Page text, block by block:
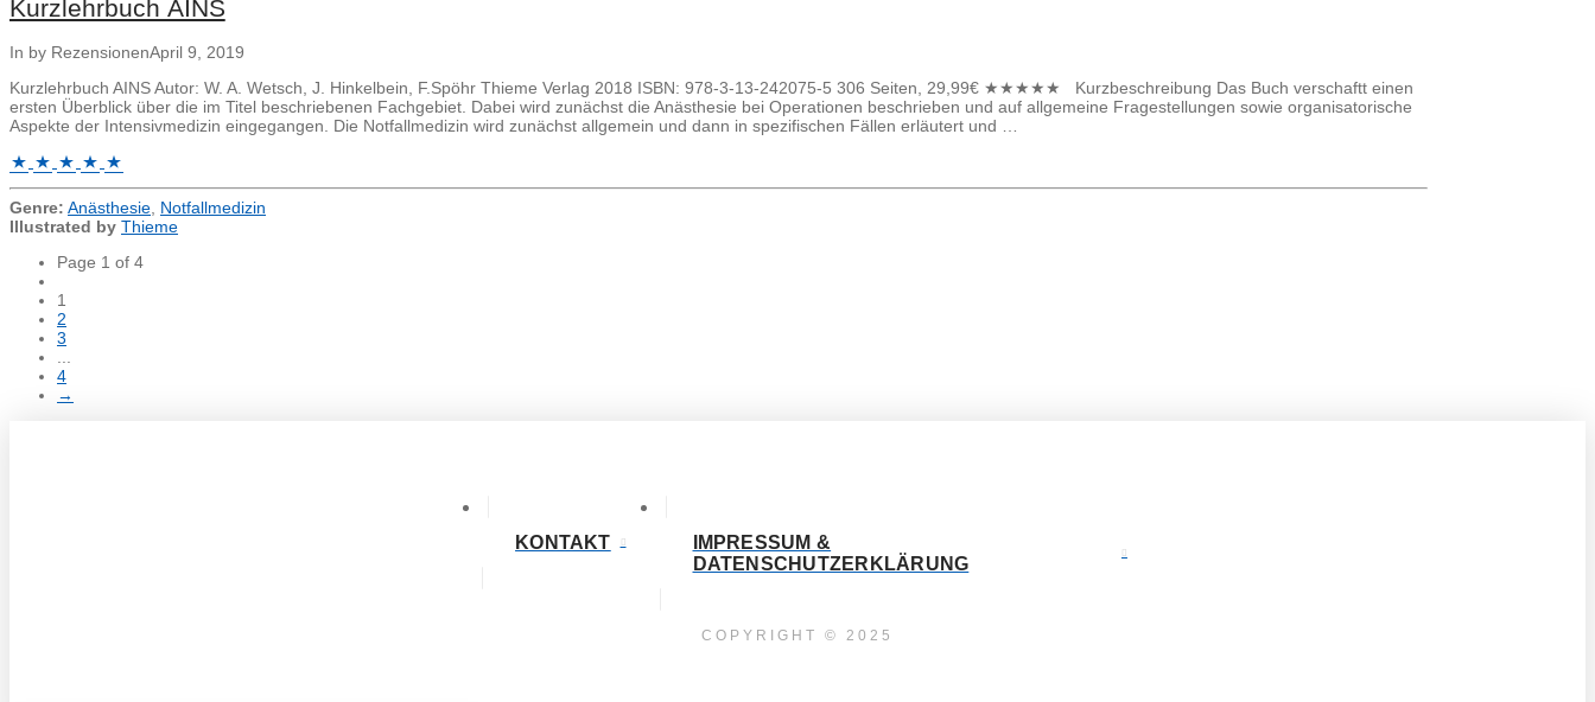
Kurzlehrbuch AINS
In by RezensionenApril 9, 2019
Kurzlehrbuch AINS Autor: W. A. Wetsch, J. Hinkelbein, F.Spöhr Thieme Verlag 2018 ISBN: 978-3-13-242075-5 306 Seiten, 29,99€ ★★★★★ Kurzbeschreibung Das Buch verschaftt einen
ersten Überblick über die im Titel beschriebenen Fachgebiet. Dabei wird zunächst die Anästhesie bei Operationen beschrieben und auf allgemeine Fragestellungen sowie organisatorische
Aspekte der Intensivmedizin eingegangen. Die Notfallmedizin wird zunächst allgemein und dann in spezifischen Fällen erläutert und …
Genre: Anästhesie Notfallmedizin
Illustrated by Thieme
Page 1 of 4
1
2
3
4
→
KONTAKT
IMPRESSUM &
DATENSCHUTZERKLÄRUNG
COPYRIGHT © 2025